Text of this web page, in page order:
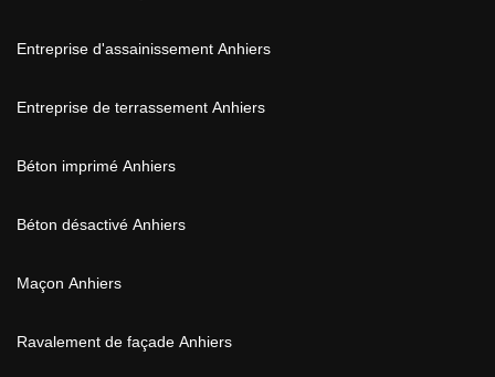
Entreprise d'assainissement Anhiers
Entreprise de terrassement Anhiers
Béton imprimé Anhiers
Béton désactivé Anhiers
Maçon Anhiers
Ravalement de façade Anhiers